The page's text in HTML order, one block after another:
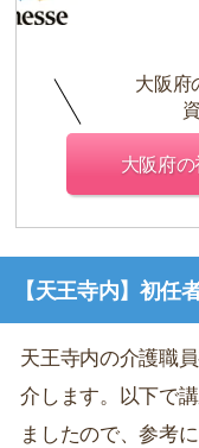
大阪府
大阪府
【天王寺内】初任
天王寺内の介護職
介します。以下で
ましたので、参考